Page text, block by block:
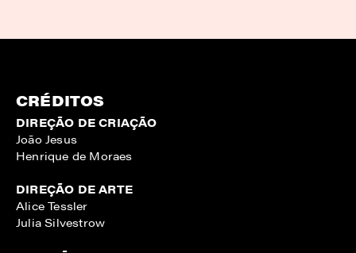
CRÉDITOS
DIREÇÃO DE CRIAÇÃO
João Jesus
Henrique de Moraes
DIREÇÃO DE ARTE
Alice Tessler
Julia Silvestrow